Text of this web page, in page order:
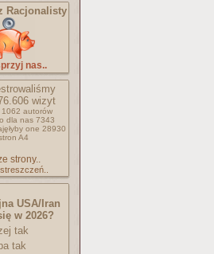
Racjonalisty
nas..
wizyt
1062 autorów
dla nas 7343
one 28930
A4
strony..
USA/Iran
w 2026?
tak
tak